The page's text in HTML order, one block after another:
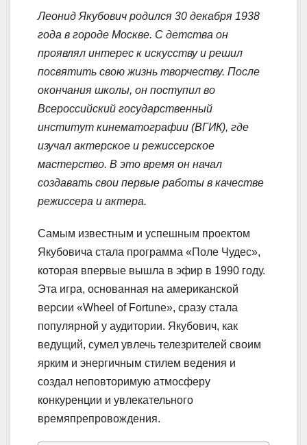
Леонид Якубович родился 30 декабря 1938
года в городе Москве. С детства он
проявлял интерес к искусству и решил
посвятить свою жизнь творчеству. После
окончания школы, он поступил во
Всероссийский государственный
институт кинематографии (ВГИК), где
изучал актерское и режиссерское
мастерство. В это время он начал
создавать свои первые работы в качестве
режиссера и актера.
Самым известным и успешным проектом
Якубовича стала программа «Поле Чудес»,
которая впервые вышла в эфир в 1990 году.
Эта игра, основанная на американской
версии «Wheel of Fortune», сразу стала
популярной у аудитории. Якубович, как
ведущий, сумел увлечь телезрителей своим
ярким и энергичным стилем ведения и
создал неповторимую атмосферу
конкуренции и увлекательного
времяпрепровождения.